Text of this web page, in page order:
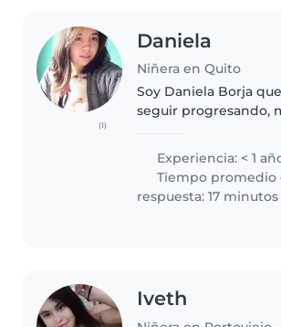
(1)
Daniela
Niñera en Quito
Soy Daniela Borja
seguir progresando,
buena química con
intereso por saber
y sobre todo apórtales
conocimientos..
Experiencia: < 1
Tiempo promedio
respuesta: 17 minutos
Iveth